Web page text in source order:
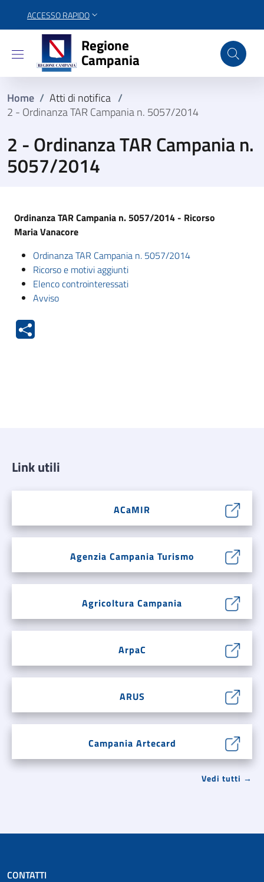
ACCESSO RAPIDO
Regione Campania
Regione
Campania
Home / Atti di notifica /
2 - Ordinanza TAR Campania n. 5057/2014
2 - Ordinanza TAR Campania n.
5057/2014
Ordinanza TAR Campania n. 5057/2014 - Ricorso
Maria Vanacore
Ordinanza TAR Campania n. 5057/2014
Ricorso e motivi aggiunti
Elenco controinteressati
Avviso
Link utili
ACaMIR
Agenzia Campania Turismo
Agricoltura Campania
ArpaC
ARUS
Campania Artecard
Vedi tutti →
CONTATTI